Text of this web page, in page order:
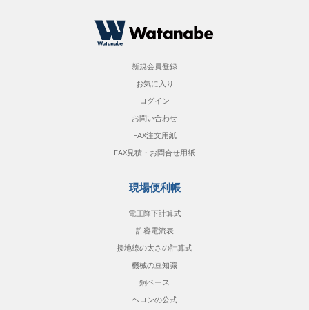
新規会員登録
お気に入り
ログイン
お問い合わせ
FAX注文用紙
FAX見積・お問合せ用紙
現場便利帳
電圧降下計算式
許容電流表
接地線の太さの計算式
機械の豆知識
銅ベース
ヘロンの公式